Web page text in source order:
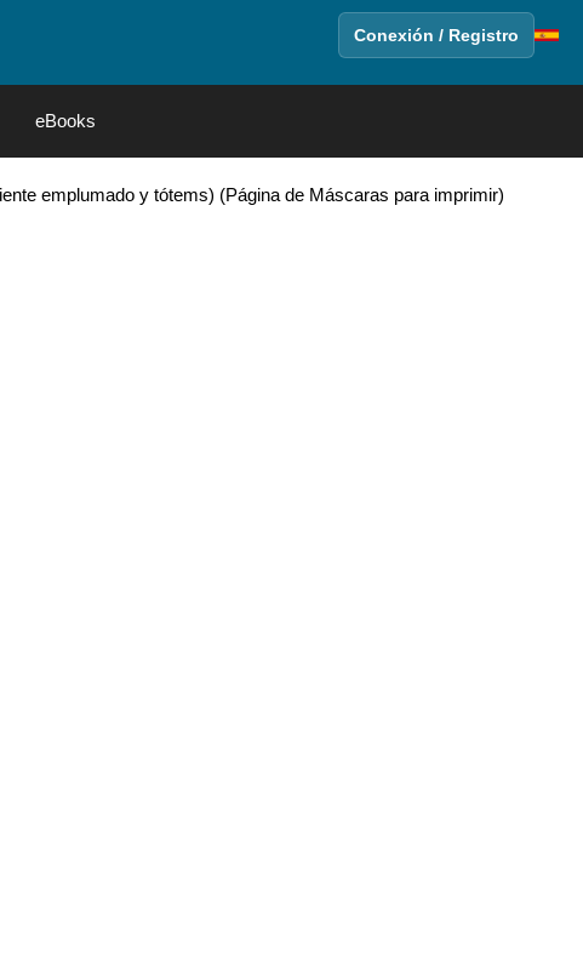
Conexión / Registro
eBooks
emplumado y tótems) (Página de Máscaras para imprimir)